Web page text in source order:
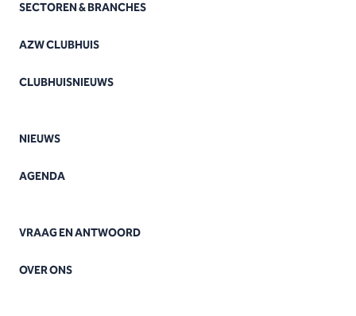
SECTOREN & BRANCHES
AZW CLUBHUIS
CLUBHUISNIEUWS
NIEUWS
AGENDA
VRAAG EN ANTWOORD
OVER ONS